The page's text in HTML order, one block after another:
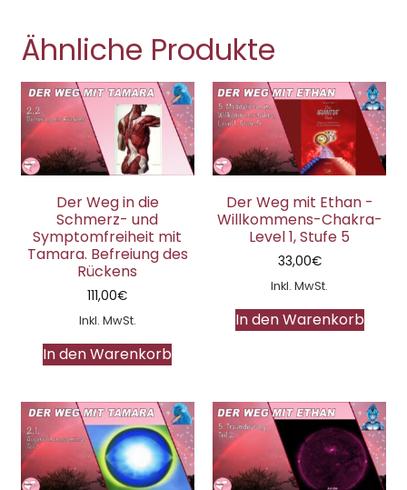
Ähnliche Produkte
Der Weg in die
Schmerz- und
Symptomfreiheit mit
Tamara. Befreiung des
Rückens
111,00€
Inkl. MwSt.
In den Warenkorb
Der Weg mit Ethan -
Willkommens-Chakra-
Level 1, Stufe 5
33,00€
Inkl. MwSt.
In den Warenkorb